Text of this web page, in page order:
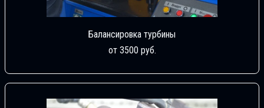
Балансировка турбины
от 3500 руб.